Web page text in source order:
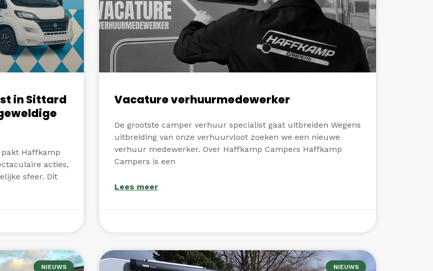
in Sittard
Haffkamp
acties,
sfeer. Dit
Vacature verhuurmedewerker
De grootste camper verhuur specialist gaat uitbreiden Wegens
uitbreiding van onze verhuurvloot zoeken we een nieuwe
verhuur medewerker. Over Haffkamp Campers Haffkamp
Campers is een
Lees meer
NIEUWS NIEUWS